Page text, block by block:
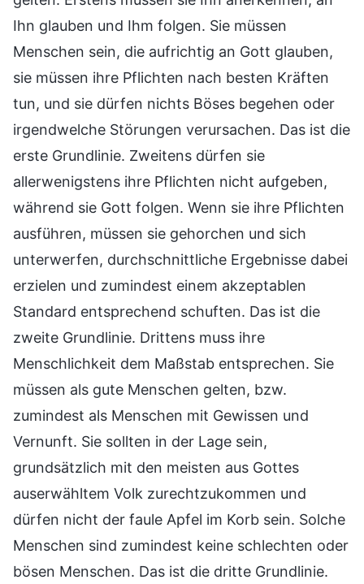
Ihn glauben und Ihm folgen. Sie müssen
Menschen sein, die aufrichtig an Gott glauben,
sie müssen ihre Pflichten nach besten Kräften
tun, und sie dürfen nichts Böses begehen oder
irgendwelche Störungen verursachen. Das ist die
erste Grundlinie. Zweitens dürfen sie
allerwenigstens ihre Pflichten nicht aufgeben,
während sie Gott folgen. Wenn sie ihre Pflichten
ausführen, müssen sie gehorchen und sich
unterwerfen, durchschnittliche Ergebnisse dabei
erzielen und zumindest einem akzeptablen
Standard entsprechend schuften. Das ist die
zweite Grundlinie. Drittens muss ihre
Menschlichkeit dem Maßstab entsprechen. Sie
müssen als gute Menschen gelten, bzw.
zumindest als Menschen mit Gewissen und
Vernunft. Sie sollten in der Lage sein,
grundsätzlich mit den meisten aus Gottes
auserwähltem Volk zurechtzukommen und
dürfen nicht der faule Apfel im Korb sein. Solche
Menschen sind zumindest keine schlechten oder
bösen Menschen. Das ist die dritte Grundlinie.